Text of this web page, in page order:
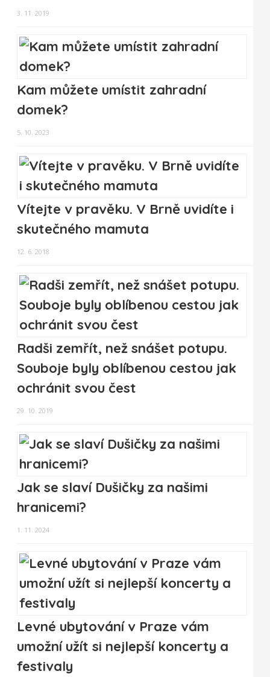
3. 11. 2019
Kam můžete umístit zahradní
domek?
5. 10. 2023
Vítejte v pravěku. V Brně uvidíte i
skutečného mamuta
12. 6. 2018
Radši zemřít, než snášet potupu.
Souboje byly oblíbenou cestou jak
ochránit svou čest
29. 10. 2019
Jak se slaví Dušičky za našimi
hranicemi?
1. 11. 2024
Levné ubytování v Praze vám
umožní užít si nejlepší koncerty a
festivaly